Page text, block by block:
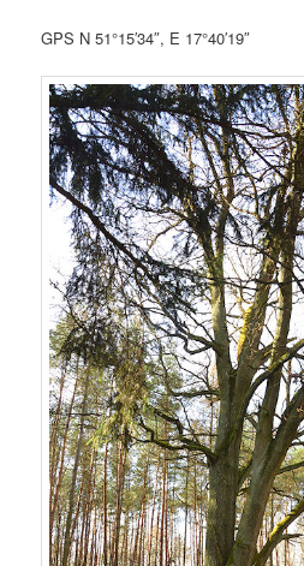
GPS N 51°15′34″, E 17°40′19″